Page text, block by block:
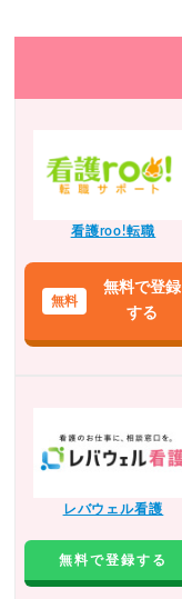
看護roo!転職
無料で登録
する
レバウェル看護
無料で登録する